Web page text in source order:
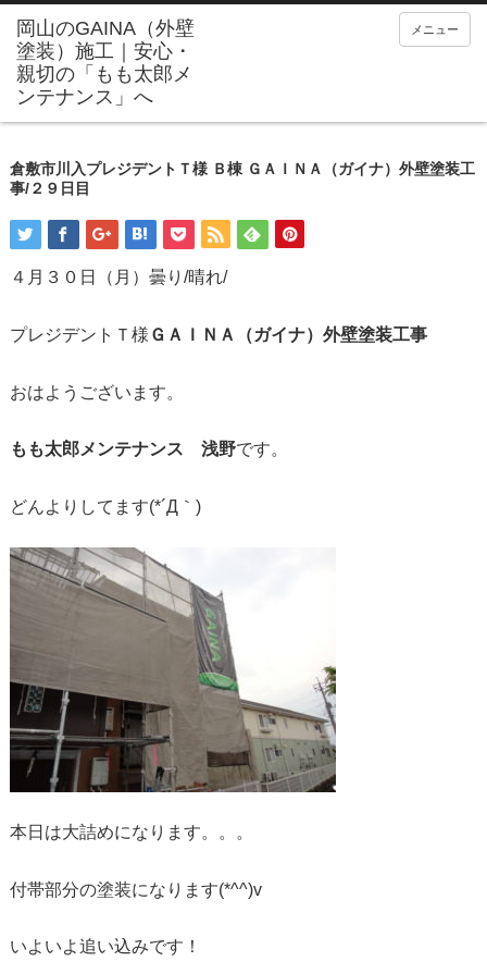
メニュー
倉敷市川入プレジデントＴ様 Ｂ棟 ＧＡＩＮＡ（ガイナ）外壁塗装工
事/２９日目
４月３０日（月）曇り/晴れ/
プレジデントＴ様 ＧＡＩＮＡ（ガイナ）外壁塗装工事
おはようございます。
もも太郎メンテナンス 浅野です。
どんよりしてます(*´Д｀)
本日は大詰めになります。。。
付帯部分の塗装になります(*^^)v
いよいよ追い込みです！